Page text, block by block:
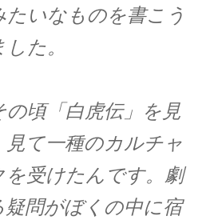
いなものを書こう
た。
の頃「白虎伝」を見
見て一種のカルチャ
を受けたんです。劇
問がぼくの中に宿